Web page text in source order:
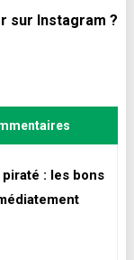
sur Instagram ?
: les bons